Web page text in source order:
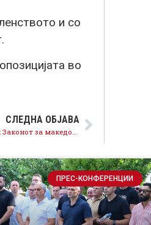
и со
во
СЛЕДНА ОБЈАВА
ПРЕС-КОНФЕРЕНЦИИ